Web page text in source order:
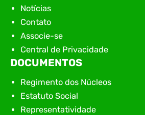
Notícias
Contato
Associe-se
Central de Privacidade
DOCUMENTOS
Regimento dos Núcleos
Estatuto Social
Representatividade